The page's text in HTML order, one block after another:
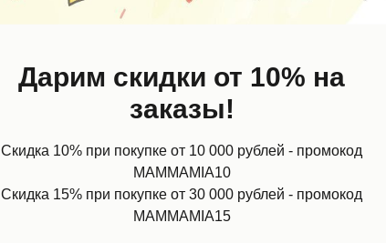
Дарим скидки от 10% на
заказы!
Скидка 10% при покупке от 10 000 рублей - промокод
MAMMAMIA10
Скидка 15% при покупке от 30 000 рублей - промокод
MAMMAMIA15